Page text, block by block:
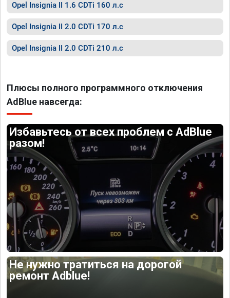
Opel Insignia II 1.6 CDTi 160 л.с
Opel Insignia II 2.0 CDTi 170 л.с
Opel Insignia II 2.0 CDTi 210 л.с
Плюсы полного программного отключения
AdBlue навсегда:
Избавьтесь от всех проблем с AdBlue
разом!
Не нужно тратиться на дорогой
ремонт Adblue!